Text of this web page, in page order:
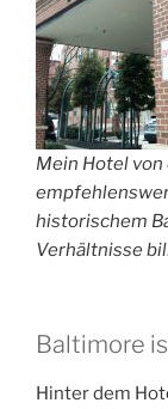
Mein Hotel
historischem
Verhältnisse
Baltimore
Hinter dem